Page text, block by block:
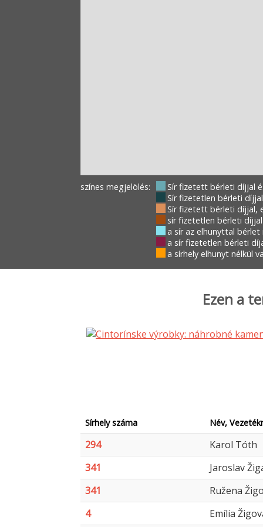
színes megjelölés:
Sír fizetett bérleti díjjal
Sír fizetetlen bérleti
Sír fizetett bérleti díjjal,
sír fizetetlen bérleti
a sír az elhunyttal bérlet
a sír fizetetlen bérleti
a sírhely elhunyt nélkül
Ezen a
Sírhely száma Név,
294
Karol Tóth
341
Jaroslav
341
Ružena
4
Emília